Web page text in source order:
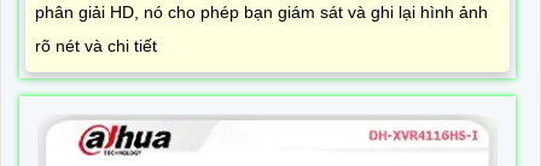
phân giải HD, nó cho phép bạn giám sát và ghi lại hình ảnh
rõ nét và chi tiết